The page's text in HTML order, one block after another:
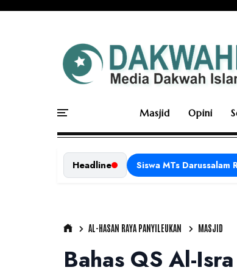
Masjid Opini
Headline
AL-HASAN RAYA PANYILEUKAN MASJID
Bahas QS Al-